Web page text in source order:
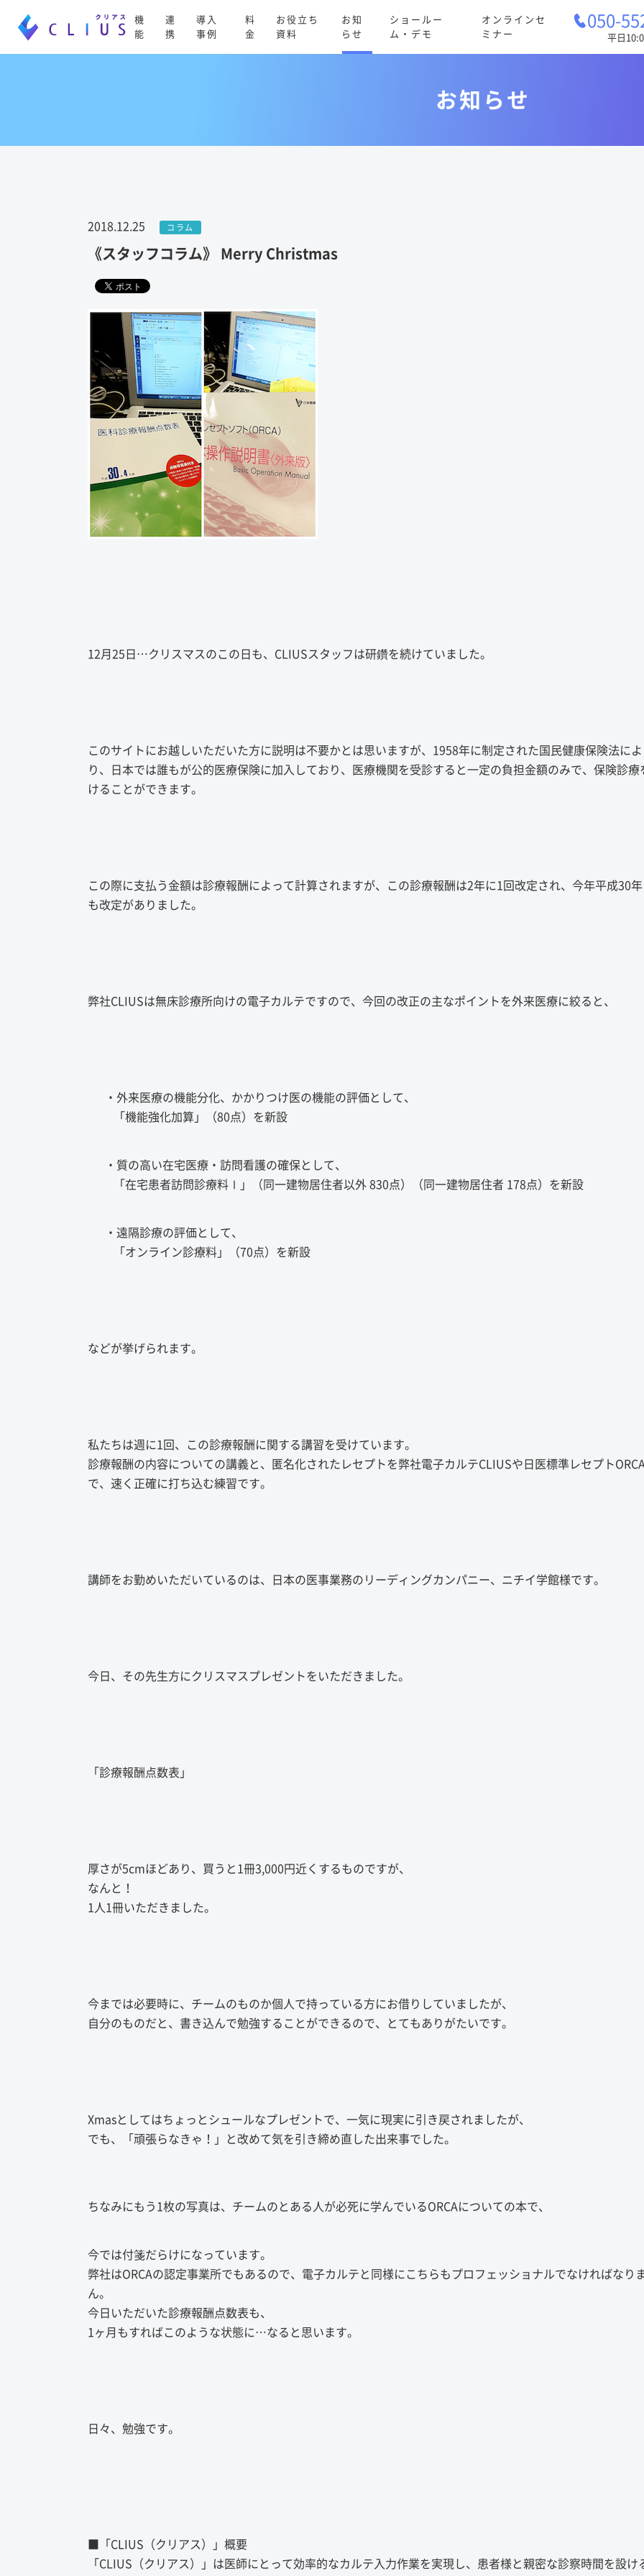
機
能
連
携
導入
事例
料
金
お役立ち
資料
お知
らせ
ショールー
ム・デモ
オンラインセ
ミナー
050-
平日
お知らせ
2018.12.25 コラム
《スタッフコラム》 Merry Christmas
12月25日…クリスマスのこの日も、CLIUSスタッフは研鑽を続けていました。
このサイトにお越しいただいた方に説明は不要かとは思いますが、1958年に制定された国民健康保険法によ
り、日本では誰もが公的医療保険に加入しており、医療機関を受診すると一定の負担金額のみで、保険診療
けることができます。
この際に支払う金額は診療報酬によって計算されますが、この診療報酬は2年に1回改定され、今年平成30
も改定がありました。
弊社CLIUSは無床診療所向けの電子カルテですので、今回の改正の主なポイントを外来医療に絞ると、
・外来医療の機能分化、かかりつけ医の機能の評価として、
「機能強化加算」（80点）を新設
・質の高い在宅医療・訪問看護の確保として、
「在宅患者訪問診療料Ⅰ」（同一建物居住者以外 830点）（同一建物居住者 178点）を新設
・遠隔診療の評価として、
「オンライン診療料」（70点）を新設
などが挙げられます。
私たちは週に1回、この診療報酬に関する講習を受けています。
診療報酬の内容についての講義と、匿名化されたレセプトを弊社電子カルテCLIUSや日医標準レセプト
で、速く正確に打ち込む練習です。
講師をお勤めいただいているのは、日本の医事業務のリーディングカンパニー、ニチイ学館様です。
今日、その先生方にクリスマスプレゼントをいただきました。
「診療報酬点数表」
厚さが5cmほどあり、買うと1冊3,000円近くするものですが、
なんと！
1人1冊いただきました。
今までは必要時に、チームのものか個人で持っている方にお借りしていましたが、
自分のものだと、書き込んで勉強することができるので、とてもありがたいです。
Xmasとしてはちょっとシュールなプレゼントで、一気に現実に引き戻されましたが、
でも、「頑張らなきゃ！」と改めて気を引き締め直した出来事でした。
ちなみにもう1枚の写真は、チームのとある人が必死に学んでいるORCAについての本で、
今では付箋だらけになっています。
弊社はORCAの認定事業所でもあるので、電子カルテと同様にこちらもプロフェッショナルでなければなり
ん。
今日いただいた診療報酬点数表も、
1ヶ月もすればこのような状態に…なると思います。
日々、勉強です。
■「CLIUS（クリアス）」概要
「CLIUS（クリアス）」は医師にとって効率的なカルテ入力作業を実現し、患者様と親密な診察時間を設け